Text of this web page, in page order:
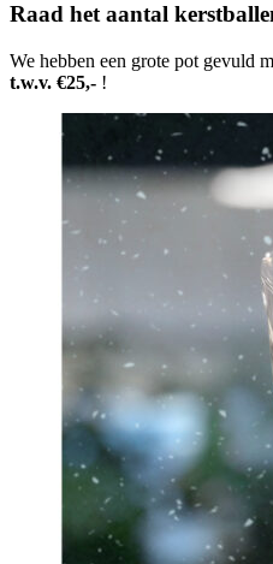
Raad het aantal
We hebben een grote pot gevuld
t.w.v. €25,- !